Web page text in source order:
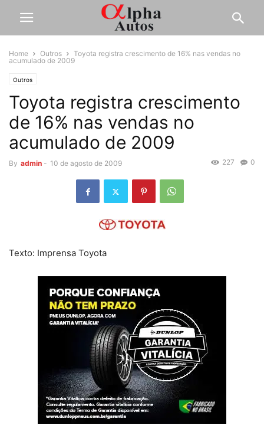
Home Outros
Toyota registra crescimento de 16% nas vendas no
acumulado de 2009
Outros
Toyota registra crescimento
de 16% nas vendas no
acumulado de 2009
By admin - 10 de agosto de 2009 0
227
Texto: Imprensa Toyota